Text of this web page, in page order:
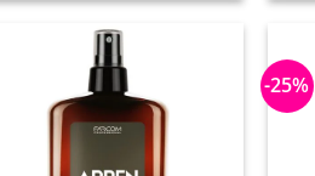
-25%